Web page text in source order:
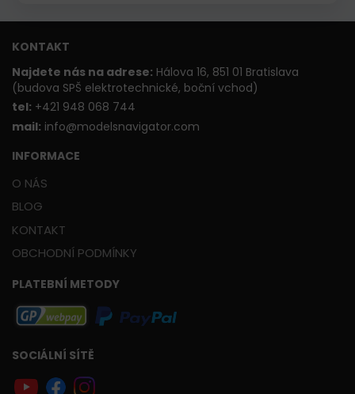
KONTAKT
Najdete nás na adrese: Hálova 16, 851 01 Bratislava
(budova SPŠ elektrotechnické, boční vchod)
tel: +421 948 068 744
mail: info@modelsnavigator.com
INFORMACE
O NÁS
BLOG
KONTAKT
OBCHODNÍ PODMÍNKY
PLATEBNÍ METODY
SOCIÁLNÍ SÍTĚ